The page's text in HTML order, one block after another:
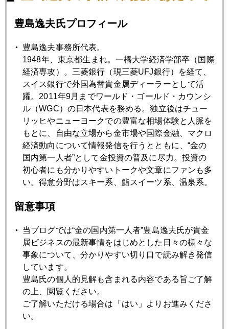
島神社のお祭りでは本殿前はガラガラでお参りする人は少な
いが数百円単位の夜店は長蛇の列であった。みんな久しぶり
のお祭りで盛り上がっているのだよね～。でも足元の現実は
未だ厳しい。
豊島逸夫氏プロフィール
豊島逸夫事務所代表。
1948年、東京都生まれ。一橋大学経済学部卒（国際
経済専攻）。三菱銀行（現三菱UFJ銀行）を経て、
スイス銀行で外国為替貴金属ディーラーとして活
躍。2011年9月までワールド・ゴールド・カウンシ
ル（WGC）の日本代表を務める。独立後はチュー
リッヒやニューヨークでの豊富な相場体験と人脈を
もとに、自由な立場から金市場や国際金融、マクロ
経済動向について情報発信を行うとともに、“金の
国内第一人者”として金投資の普及に尽力。投資の
初心者にも分かりやすいトークや文章にファンも多
い。得意分野はスキー系、鮨スイーツ系、温泉系。
留意事項
当ブログでは“金の国内第一人者”豊島逸夫氏が貴金
属ビジネスの最新事情をはじめとした日々の様々な
事象について、分かりやすい切り口で読み解き発信
しています。
豊島氏の個人的見解も含まれる内容である旨ご了解
の上、閲覧ください。
ご了解いただける場合は「はい」よりお進みくださ
い。